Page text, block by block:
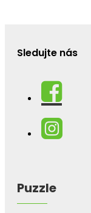
Sledujte nás
Puzzle